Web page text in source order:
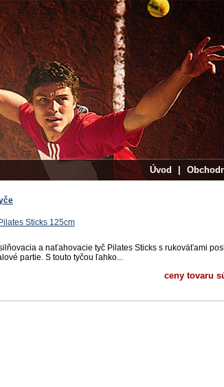
Úvod
Sticks 125cm
a naťahovacie tyč Pilates Sticks s rukoväťami
partie. S touto tyčou ľahko...
ceny tovaru